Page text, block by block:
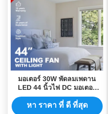
มอเตอร์ 30W พัดลมเพดาน
LED 44 นิ้วไฟ DC มอเตอร์
พร้อมใบมีด MDF 5 ใบ
หา ราคา ที่ ดี ที่สุด